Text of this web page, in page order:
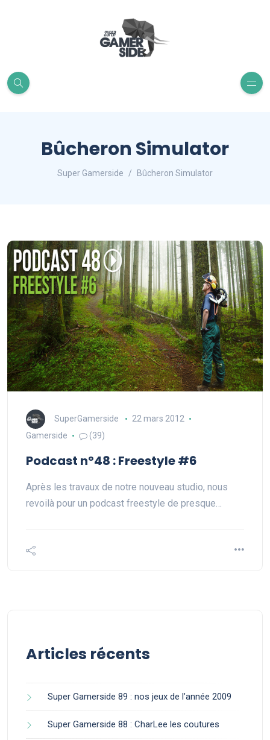
Bûcheron Simulator
Super Gamerside Bûcheron Simulator
SuperGamerside
22 mars 2012
Gamerside
(39)
Podcast n°48 : Freestyle #6
Après les travaux de notre nouveau studio, nous
revoilà pour un podcast freestyle de presque…
Articles récents
Super Gamerside 89 : nos jeux de l’année 2009
Super Gamerside 88 : CharLee les coutures